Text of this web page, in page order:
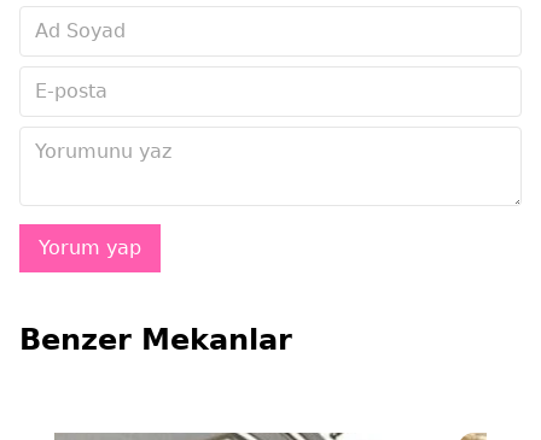
Benzer Mekanlar